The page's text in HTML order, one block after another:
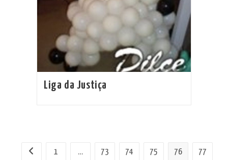
Liga da Justiça
Ir para a página anterior
1 … 73 74 75 76 77